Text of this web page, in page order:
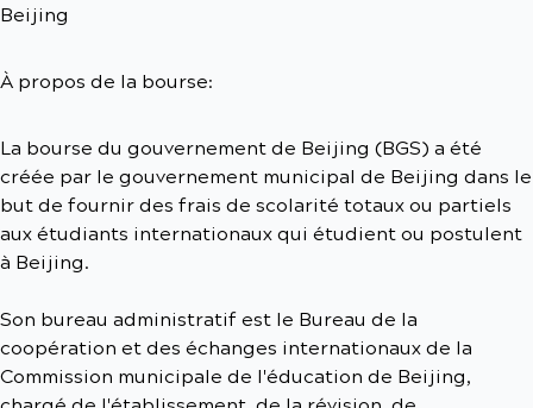
Beijing
À propos de la bourse:
La bourse du gouvernement de Beijing (BGS) a été
créée par le gouvernement municipal de Beijing dans le
but de fournir des frais de scolarité totaux ou partiels
aux étudiants internationaux qui étudient ou postulent
à Beijing.
Son bureau administratif est le Bureau de la
coopération et des échanges internationaux de la
Commission municipale de l'éducation de Beijing,